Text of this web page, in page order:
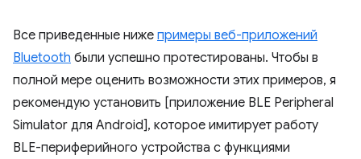
Все приведенные ниже примеры веб-приложений
Bluetooth были успешно протестированы. Чтобы в
полной мере оценить возможности этих примеров, я
рекомендую установить [приложение BLE Peripheral
Simulator для Android], которое имитирует работу
BLE-периферийного устройства с функциями